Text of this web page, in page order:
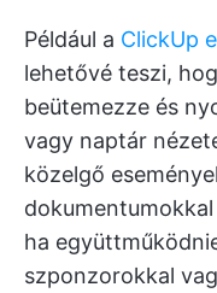
Például a ClickUp
lehetővé teszi,
beütemezze és
vagy naptár
közelgő
ha
szponzorokkal